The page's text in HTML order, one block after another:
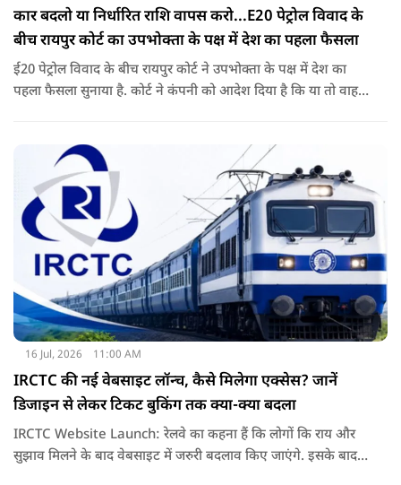
कार बदलो या निर्धारित राशि वापस करो...E20 पेट्रोल विवाद के
बीच रायपुर कोर्ट का उपभोक्ता के पक्ष में देश का पहला फैसला
ई20 पेट्रोल विवाद के बीच रायपुर कोर्ट ने उपभोक्ता के पक्ष में देश का
पहला फैसला सुनाया है. कोर्ट ने कंपनी को आदेश दिया है कि या तो वाहन
16 Jul, 2026 11:00 AM
IRCTC की नई वेबसाइट लॉन्च, कैसे मिलेगा एक्सेस? जानें
डिजाइन से लेकर टिकट बुकिंग तक क्या-क्या बदला
IRCTC Website Launch: रेलवे का कहना हैं कि लोगों कि राय और
सुझाव मिलने के बाद वेबसाइट में जरुरी बदलाव किए जाएंगे. इसके बाद